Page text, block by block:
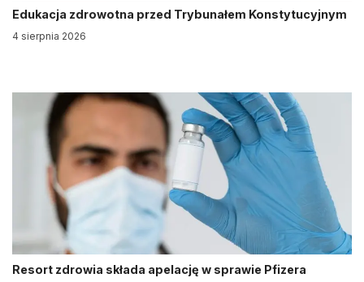
Edukacja zdrowotna przed Trybunałem Konstytucyjnym
4 sierpnia 2026
Resort zdrowia składa apelację w sprawie Pfizera